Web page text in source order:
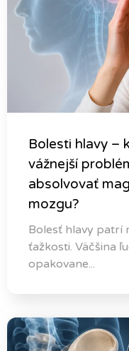
Bolesti hlavy –
vážnejší
absolvovať
mozgu?
Bolesť hlavy patrí
ťažkosti. Väčšina
opakovane...